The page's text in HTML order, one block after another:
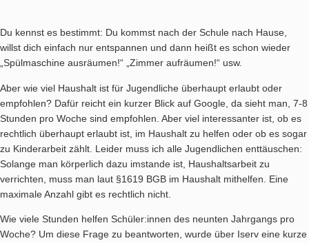
Du kennst es bestimmt: Du kommst nach der Schule nach Hause,
willst dich einfach nur entspannen und dann heißt es schon wieder
„Spülmaschine ausräumen!“ „Zimmer aufräumen!“ usw.
Aber wie viel Haushalt ist für Jugendliche überhaupt erlaubt oder
empfohlen? Dafür reicht ein kurzer Blick auf Google, da sieht man, 7-8
Stunden pro Woche sind empfohlen. Aber viel interessanter ist, ob es
rechtlich überhaupt erlaubt ist, im Haushalt zu helfen oder ob es sogar
zu Kinderarbeit zählt. Leider muss ich alle Jugendlichen enttäuschen:
Solange man körperlich dazu imstande ist, Haushaltsarbeit zu
verrichten, muss man laut §1619 BGB im Haushalt mithelfen. Eine
maximale Anzahl gibt es rechtlich nicht.
Wie viele Stunden helfen Schüler:innen des neunten Jahrgangs pro
Woche? Um diese Frage zu beantworten, wurde über Iserv eine kurze